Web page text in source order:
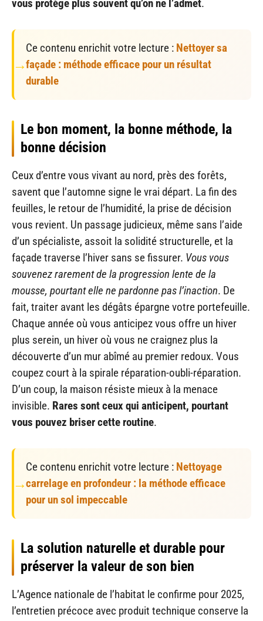
vous protège plus souvent qu’on ne l’admet.
Ce contenu enrichit votre lecture : Nettoyer sa
façade : méthode efficace pour un résultat
durable
Le bon moment, la bonne méthode, la
bonne décision
Ceux d’entre vous vivant au nord, près des forêts,
savent que l’automne signe le vrai départ. La fin des
feuilles, le retour de l’humidité, la prise de décision
vous revient. Un passage judicieux, même sans l’aide
d’un spécialiste, assoit la solidité structurelle, et la
façade traverse l’hiver sans se fissurer. Vous vous
souvenez rarement de la progression lente de la
mousse, pourtant elle ne pardonne pas l’inaction. De
fait, traiter avant les dégâts épargne votre portefeuille.
Chaque année où vous anticipez vous offre un hiver
plus serein, un hiver où vous ne craignez plus la
découverte d’un mur abîmé au premier redoux. Vous
coupez court à la spirale réparation-oubli-réparation.
D’un coup, la maison résiste mieux à la menace
invisible. Rares sont ceux qui anticipent, pourtant
vous pouvez briser cette routine.
Ce contenu enrichit votre lecture : Nettoyage
carrelage en profondeur : la méthode efficace
pour un sol impeccable
La solution naturelle et durable pour
préserver la valeur de son bien
L’Agence nationale de l’habitat le confirme pour 2025,
l’entretien précoce avec produit technique conserve la